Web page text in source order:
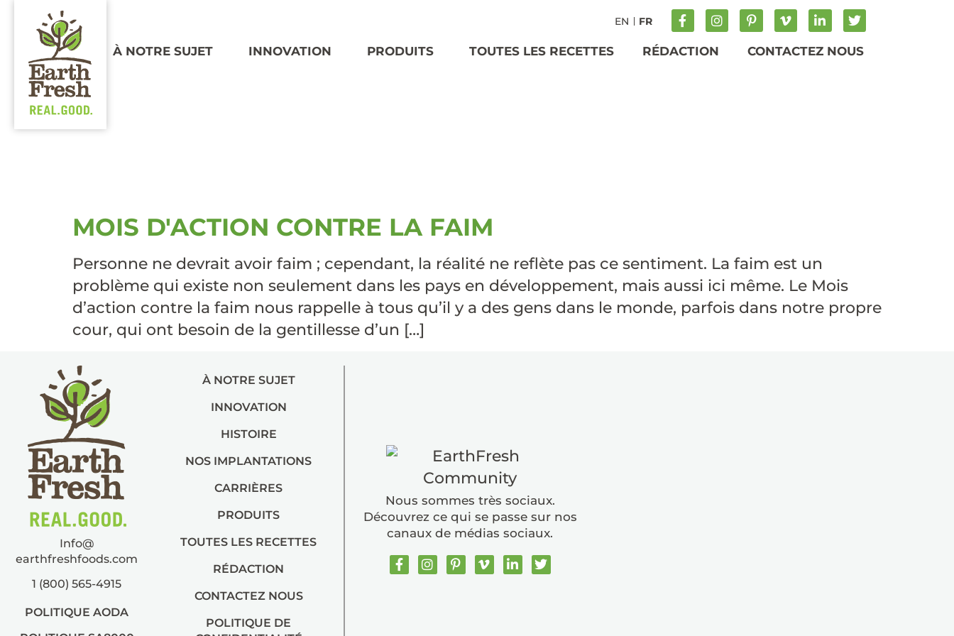
EN FR
À NOTRE SUJET INNOVATION PRODUITS TOUTES LES RECETTES RÉDACTION CONTACTEZ NOUS
ÉTIQUETTE :
MOIS D'ACTION CONTRE LA FAIM
Personne ne devrait avoir faim ; cependant, la réalité ne reflète pas ce sentiment. La faim est un
problème qui existe non seulement dans les pays en développement, mais aussi ici même. Le Mois
d’action contre la faim nous rappelle à tous qu’il y a des gens dans le monde, parfois dans notre propre
cour, qui ont besoin de la gentillesse d’un […]
Info@
earthfreshfoods.com
1 (800) 565-4915
POLITIQUE AODA
À NOTRE SUJET
INNOVATION
HISTOIRE
NOS IMPLANTATIONS
CARRIÈRES
PRODUITS
TOUTES LES RECETTES
RÉDACTION
CONTACTEZ NOUS
POLITIQUE DE
Nous sommes très sociaux.
Découvrez ce qui se passe sur nos
canaux de médias sociaux.